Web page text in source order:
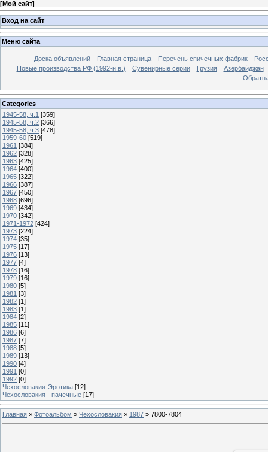
[Мой сайт]
Вход на сайт
Меню сайта
Доска объявлений Главная страница Перечень спичечных фабрик
Новые производства РФ (1992-н.в.)
Сувенирные серии Грузия
Азербайджан
Categories
1945-58, ч.1 [359]
1945-58, ч.2 [366]
1945-58, ч.3 [478]
1959-60 [519]
1961 [384]
1962 [328]
1963 [425]
1964 [400]
1965 [322]
1966 [387]
1967 [450]
1968 [696]
1969 [434]
1970 [342]
1971-1972 [424]
1973 [224]
1974 [35]
1975 [17]
1976 [13]
1977 [4]
1978 [16]
1979 [16]
1980 [5]
1981 [3]
1982 [1]
1983 [1]
1984 [2]
1985 [11]
1986 [6]
1987 [7]
1988 [5]
1989 [13]
1990 [4]
1991 [0]
1992 [0]
Чехословакия-Эротика [12]
Чехословакия - пачечные [17]
Главная » Фотоальбом » Чехословакия » 1987 » 7800-7804